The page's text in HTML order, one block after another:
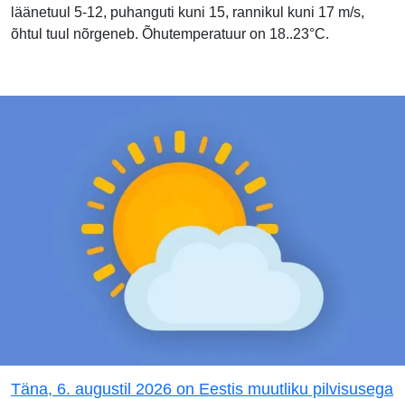
läänetuul 5-12, puhanguti kuni 15, rannikul kuni 17 m/s,
õhtul tuul nõrgeneb. Õhutemperatuur on 18..23°C.
Täna, 6. augustil 2026 on Eestis muutliku pilvisusega